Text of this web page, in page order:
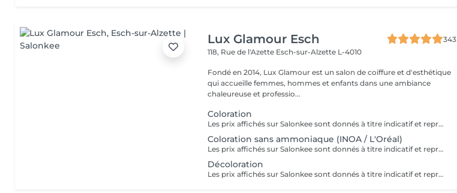
Lux Glamour Esch
343
118, Rue de l'Azette Esch-sur-Alzette L-4010
Fondé en 2014, Lux Glamour est un salon de coiffure et d'esthétique
qui accueille femmes, hommes et enfants dans une ambiance
chaleureuse et professio...
Coloration
Les prix affichés sur Salonkee sont donnés à titre indicatif et représentent les tarifs de base. Ceux-ci peuvent varier en fonction du diagnostic effectué lors de votre arrivée au salon et de l'expertise du professionnel à qui vous confiez vos soins de beauté. Dans tout les cas, un devis détaillé vous sera proposé et toute prestation sera réalisée avec votre accord.
Coloration sans ammoniaque (INOA / L'Oréal)
Les prix affichés sur Salonkee sont donnés à titre indicatif et représentent les tarifs de base. Ceux-ci peuvent varier en fonction du diagnostic effectué lors de votre arrivée au salon et de l'expertise du professionnel à qui vous confiez vos soins de beauté. Dans tout les cas, un devis détaillé vous sera proposé et toute prestation sera réalisée avec votre accord.
Décoloration
Les prix affichés sur Salonkee sont donnés à titre indicatif et représentent les tarifs de base. Ceux-ci peuvent varier en fonction du diagnostic effectué lors de votre arrivée au salon et de l'expertise du professionnel à qui vous confiez vos soins de beauté. Dans tout les cas, un devis détaillé vous sera proposé et toute prestation sera réalisée avec votre accord.